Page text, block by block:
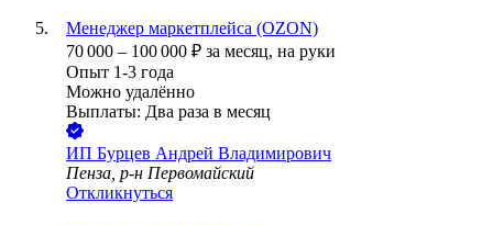
Менеджер маркетплейса (OZON)
70 000 – 100 000 ₽ за месяц, на руки
Опыт 1-3 года
Можно удалённо
Выплаты: Два раза в месяц
ИП Бурцев Андрей Владимирович
Пенза, р-н Первомайский
Откликнуться